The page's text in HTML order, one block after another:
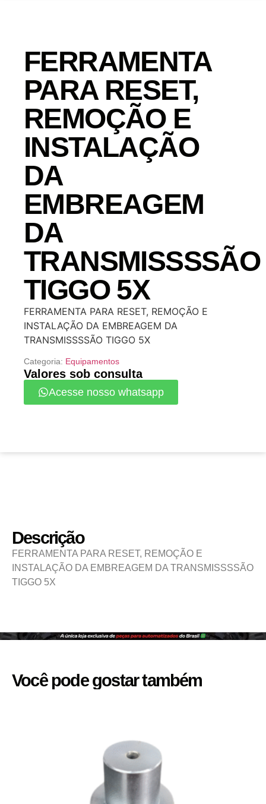
FERRAMENTA
PARA RESET,
REMOÇÃO E
INSTALAÇÃO
DA
EMBREAGEM
DA
TRANSMISSSSÃO
TIGGO 5X
FERRAMENTA PARA RESET, REMOÇÃO E
INSTALAÇÃO DA EMBREAGEM DA
TRANSMISSSSÃO TIGGO 5X
Categoria: Equipamentos
Valores sob consulta
Acesse nosso whatsapp
Descrição
FERRAMENTA PARA RESET, REMOÇÃO E
INSTALAÇÃO DA EMBREAGEM DA TRANSMISSSSÃO
TIGGO 5X
Você pode gostar também